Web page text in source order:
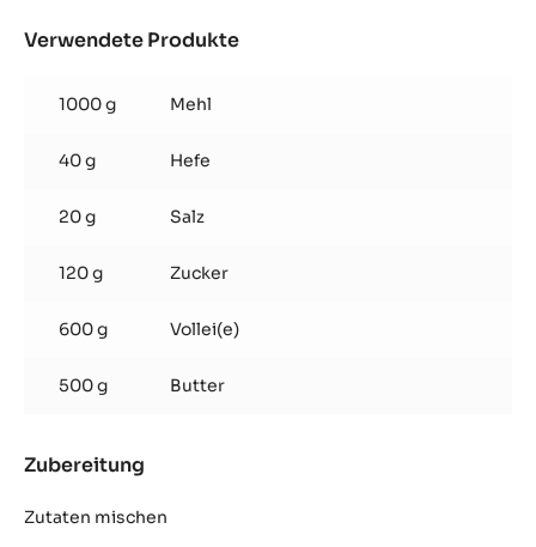
Verwendete Produkte
1000 g Mehl
40 g Hefe
20 g Salz
120 g Zucker
600 g Vollei(e)
500 g Butter
Zubereitung
Zutaten mischen